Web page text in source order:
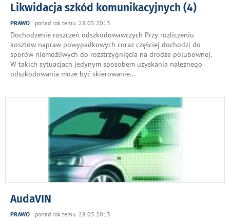
Likwidacja szkód komunikacyjnych (4)
PRAWO ponad rok temu 28.05.2013
Dochodzenie roszczeń odszkodowawczych Przy rozliczeniu
kosztów napraw powypadkowych coraz częściej dochodzi do
sporów niemożliwych do rozstrzygnięcia na drodze polubownej.
W takich sytuacjach jedynym sposobem uzyskania należnego
odszkodowania może być skierowanie...
AudaVIN
PRAWO ponad rok temu 28.05.2013